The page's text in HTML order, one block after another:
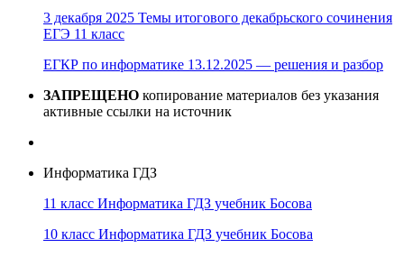
3 декабря 2025 Темы итогового декабрьского сочинения
ЕГЭ 11 класс
ЕГКР по информатике 13.12.2025 — решения и разбор
ЗАПРЕЩЕНО копирование материалов без указания
активные ссылки на источник
Информатика ГДЗ
11 класс Информатика ГДЗ учебник Босова
10 класс Информатика ГДЗ учебник Босова